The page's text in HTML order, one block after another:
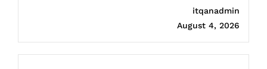
itqanadmin
August 4, 2026